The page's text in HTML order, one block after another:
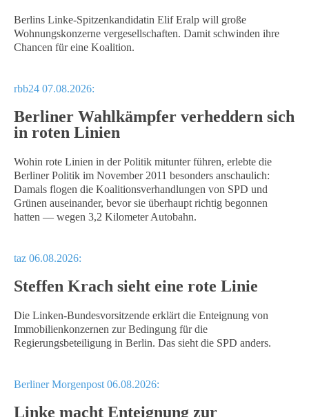
Berlins Linke-Spitzenkandidatin Elif Eralp will große
Wohnungskonzerne vergesellschaften. Damit schwinden ihre
Chancen für eine Koalition.
rbb24 07.08.2026:
Berliner Wahlkämpfer verheddern sich
in roten Linien
Wohin rote Linien in der Politik mitunter führen, erlebte die
Berliner Politik im November 2011 besonders anschaulich:
Damals flogen die Koalitionsverhandlungen von SPD und
Grünen auseinander, bevor sie überhaupt richtig begonnen
hatten — wegen 3,2 Kilometer Autobahn.
taz 06.08.2026:
Steffen Krach sieht eine rote Linie
Die Linken-Bundesvorsitzende erklärt die Enteignung von
Immobilienkonzernen zur Bedingung für die
Regierungsbeteiligung in Berlin. Das sieht die SPD anders.
Berliner Morgenpost 06.08.2026:
Linke macht Enteignung zur